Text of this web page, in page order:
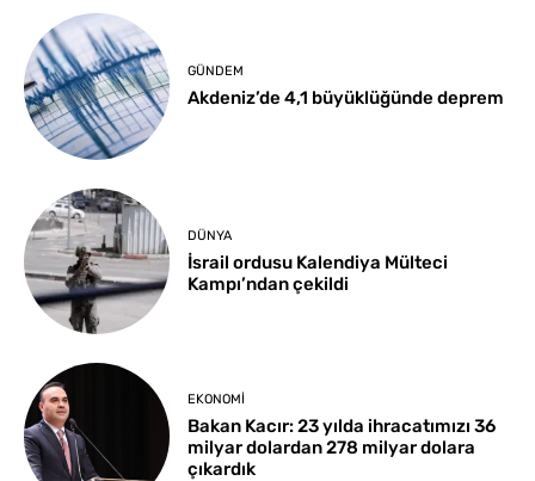
GÜNDEM
Akdeniz’de 4,1 büyüklüğünde deprem
DÜNYA
İsrail ordusu Kalendiya Mülteci
Kampı’ndan çekildi
EKONOMI
Bakan Kacır: 23 yılda ihracatımızı 36
milyar dolardan 278 milyar dolara
çıkardık